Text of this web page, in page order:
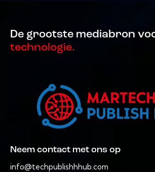
De grootste mediabron
technologie.
Neem contact met ons op
info@techpublishhhub.com